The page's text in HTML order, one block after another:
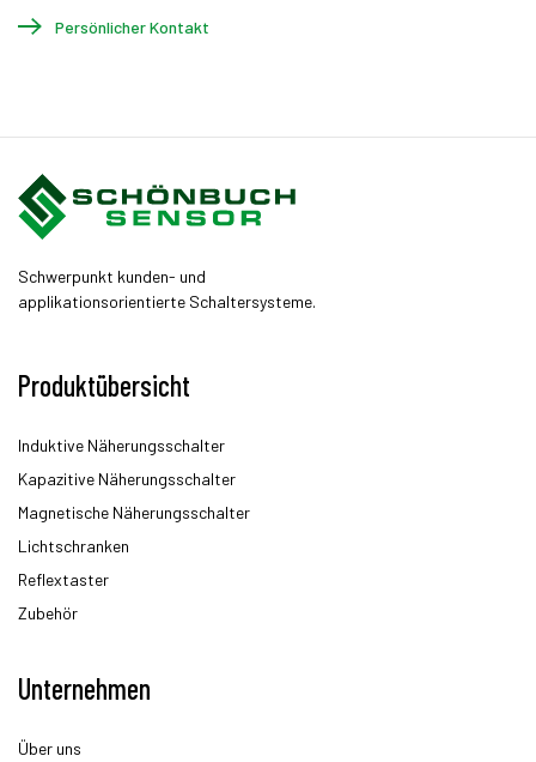
Persönlicher Kontakt
Schwerpunkt kunden- und
applikationsorientierte Schaltersysteme.
Produktübersicht
Induktive Näherungsschalter
Kapazitive Näherungsschalter
Magnetische Näherungsschalter
Lichtschranken
Reflextaster
Zubehör
Unternehmen
Über uns